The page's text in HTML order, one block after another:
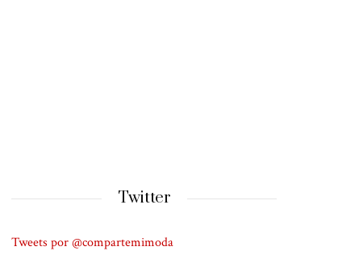
Twitter
Tweets por @compartemimoda